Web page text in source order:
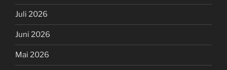
Juli 2026
Juni 2026
Mai 2026